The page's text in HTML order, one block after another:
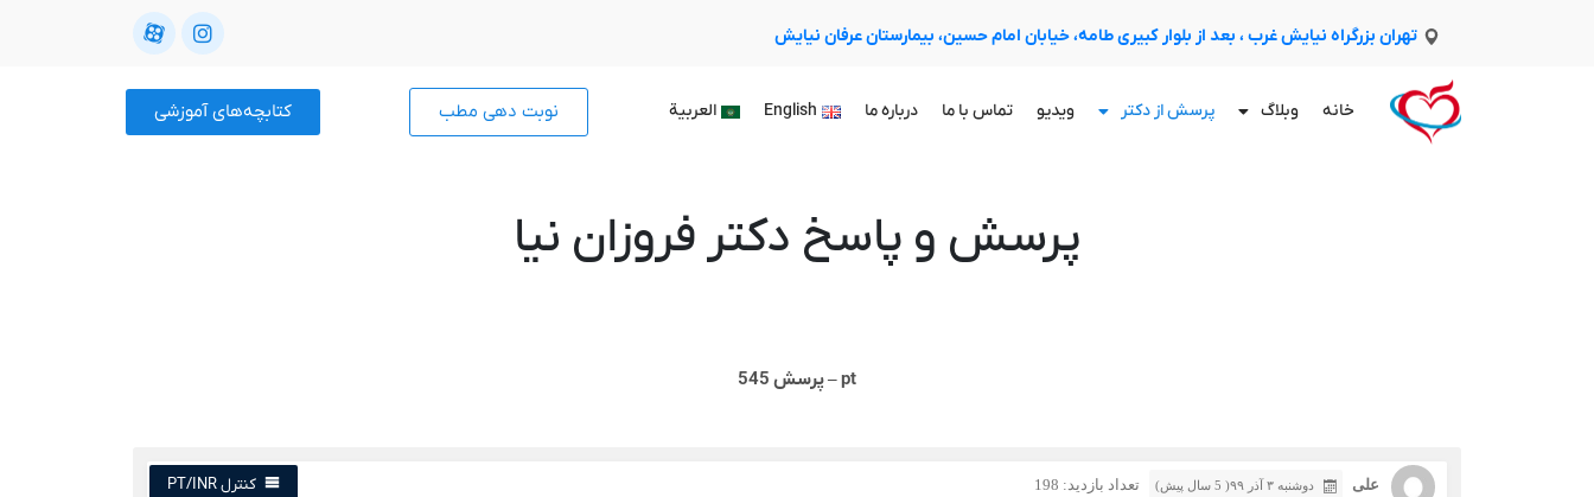
تهران بزرگراه نیایش غرب ، بعد از بلوار کبیری طامه، خیابان امام حسین، بیمارستان عرفان نیایش
خانه وبلاگ پرسش از دکتر ویدیو تماس با ما درباره ما English العربية نوبت دهی مطب کتابچه‌های آموزشی
پرسش و پاسخ دکتر فروزان نیا
pt – پرسش 545
علی دوشنبه ۳ آذر ۹۹( 5 سال پیش) تعداد بازدید: 198 کنترل PT/INR